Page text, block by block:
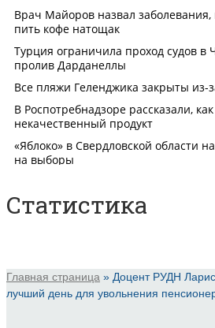
Статистика
Главная страница » Доцент РУДН
лучший день для увольнения